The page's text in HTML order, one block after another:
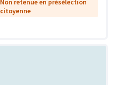
Non retenue en présélection
citoyenne